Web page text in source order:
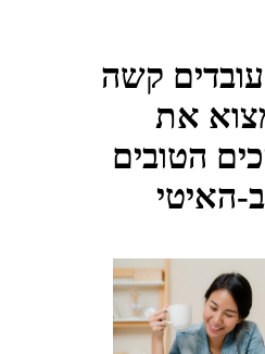
קשה
את
הטובים
האיטי